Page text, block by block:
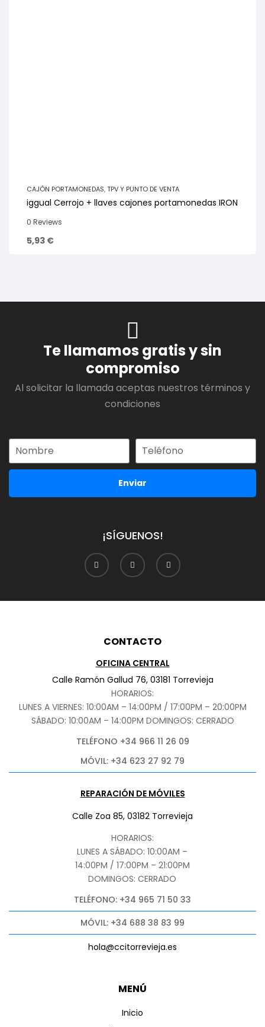
CAJÓN PORTAMONEDAS,TPV Y PUNTO DE VENTA
iggual Cerrojo + llaves cajones portamonedas IRON
0 Reviews
5,93 €
Te llamamos gratis y sin
compromiso
Al solicitar la llamada aceptas nuestros términos y
condiciones
Enviar
¡SÍGUENOS!
MENÚ
Inicio
CONTACTO
OFICINA CENTRAL
Calle Ramón Gallud 76, 03181 Torrevieja
HORARIOS:
LUNES A VIERNES: 10:00AM – 14:00PM / 17:00PM – 20:00PM
SÁBADO: 10:00AM – 14:00PM DOMINGOS: CERRADO
TELÉFONO +34 966 11 26 09
MÓVIL: +34 623 27 92 79
REPARACIÓN DE MÓVILES
Calle Zoa 85, 03182 Torrevieja
HORARIOS:
LUNES A SÁBADO: 10:00AM –
14:00PM / 17:00PM – 21:00PM
DOMINGOS: CERRADO
TELÉFONO: +34 965 71 50 33
MÓVIL: +34 688 38 83 99
hola@ccitorrevieja.es